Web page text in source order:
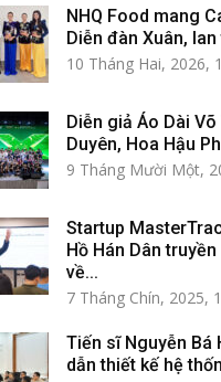
NHQ Food mang
Diễn đàn Xuân, lan
10 Tháng Hai, 2026,
Diễn giả Áo Dài
Duyên, Hoa Hậu
9 Tháng Mười Một,
Startup
Hồ Hán Dân
về...
7 Tháng Chín, 2025,
Tiến sĩ Nguyễn Bá
dẫn thiết kế hệ